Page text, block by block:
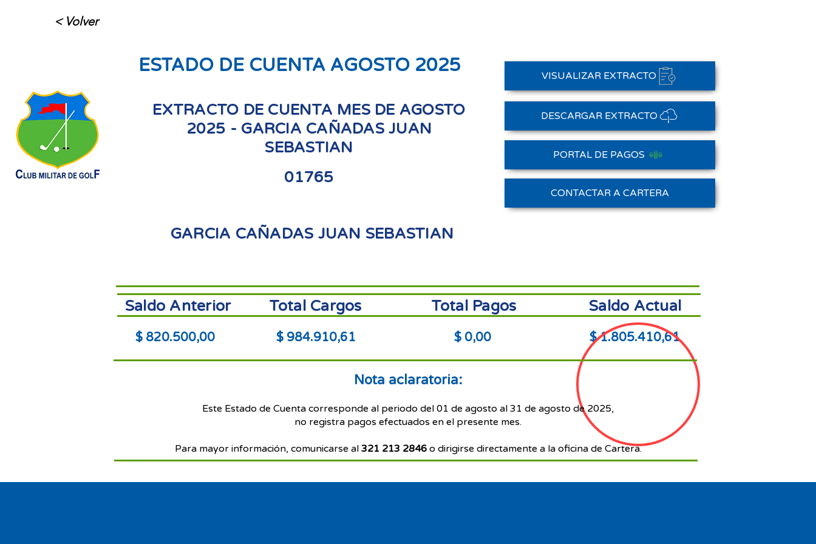
< Volver
ESTADO DE CUENTA AGOSTO 2025
EXTRACTO DE CUENTA MES DE AGOSTO
2025 - GARCIA CAÑADAS JUAN
SEBASTIAN
01765
Saldo Anterior
GARCIA CAÑADAS JUAN SEBASTIAN
VISUALIZAR EXTRACTO
DESCARGAR EXTRACTO
PORTAL DE PAGOS
CONTACTAR A CARTERA
Saldo Anterior Total Cargos Total Pagos Saldo Actual
$ 820.500,00 $ 984.910,61 $ 0,00 $ 1.805.410,61
Nota aclaratoria:
Este Estado de Cuenta corresponde al periodo del 01 de agosto al 31 de agosto de 2025,
no registra pagos efectuados en el presente mes.
Para mayor información, comunicarse al 321 213 2846o dirigirse directamente a la oficina de Cartera.